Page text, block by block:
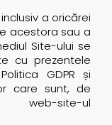
a oricărei
acestora sau a
Site-ului se
cu prezentele
GDPR și
care sunt, de
site-ul